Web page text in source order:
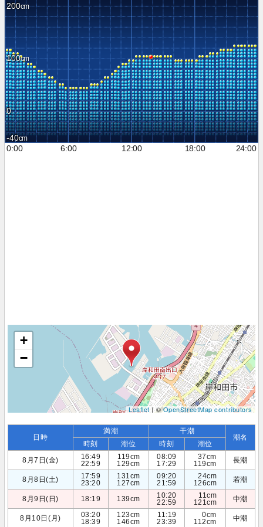
200
100
0
-40
0:00
6:00 12:00 18:00 24:00
+
−
Leaflet| ©OpenStreetMap contributors
日時
満潮 干潮
潮名
時刻 潮位 時刻
潮位
8月7日(金)
16:49
22:59
119cm
129cm
08:09
17:29
37cm
119cm
長潮
8月8日(土)
17:59
23:20
131cm
127cm
09:20
21:59
24cm
126cm
若潮
8月9日(日) 18:19 139cm
10:20
22:59
11cm
121cm
中潮
8月10日(月)
03:20
18:39
123cm
146cm
11:19
23:39
0cm
112cm
中潮